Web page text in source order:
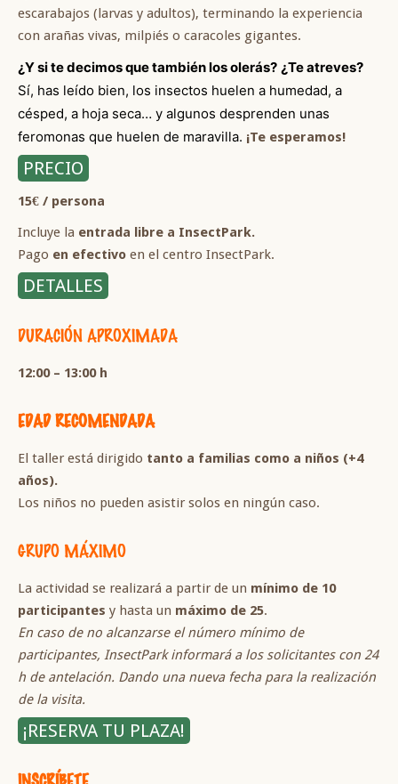
escarabajos (larvas y adultos), terminando la experiencia
con arañas vivas, milpiés o caracoles gigantes.
¿Y si te decimos que también los olerás? ¿Te atreves?
Sí, has leído bien, los insectos huelen a humedad, a
césped, a hoja seca… y algunos desprenden unas
feromonas que huelen de maravilla. ¡Te esperamos!
PRECIO
15€ / persona
Incluye la entrada libre a InsectPark.
Pago en efectivo en el centro InsectPark.
DETALLES
DURACIÓN APROXIMADA
12:00 – 13:00 h
EDAD RECOMENDADA
El taller está dirigido tanto a familias como a niños (+4
años).
Los niños no pueden asistir solos en ningún caso.
GRUPO MÁXIMO
La actividad se realizará a partir de un mínimo de 10
participantes y hasta un máximo de 25.
En caso de no alcanzarse el número mínimo de
participantes, InsectPark informará a los solicitantes con 24
h de antelación. Dando una nueva fecha para la realización
de la visita.
¡RESERVA TU PLAZA!
INSCRÍBETE